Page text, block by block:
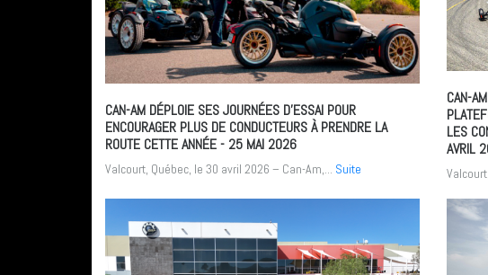
CAN-AM DÉPLOIE SES JOURNÉES D’ESSAI POUR
ENCOURAGER PLUS DE CONDUCTEURS À PRENDRE LA
ROUTE CETTE ANNÉE- 25 MAI 2026
Valcourt, Québec, le 30 avril 2026 – Can-Am,... Suite
CAN-
LES
AVRIL